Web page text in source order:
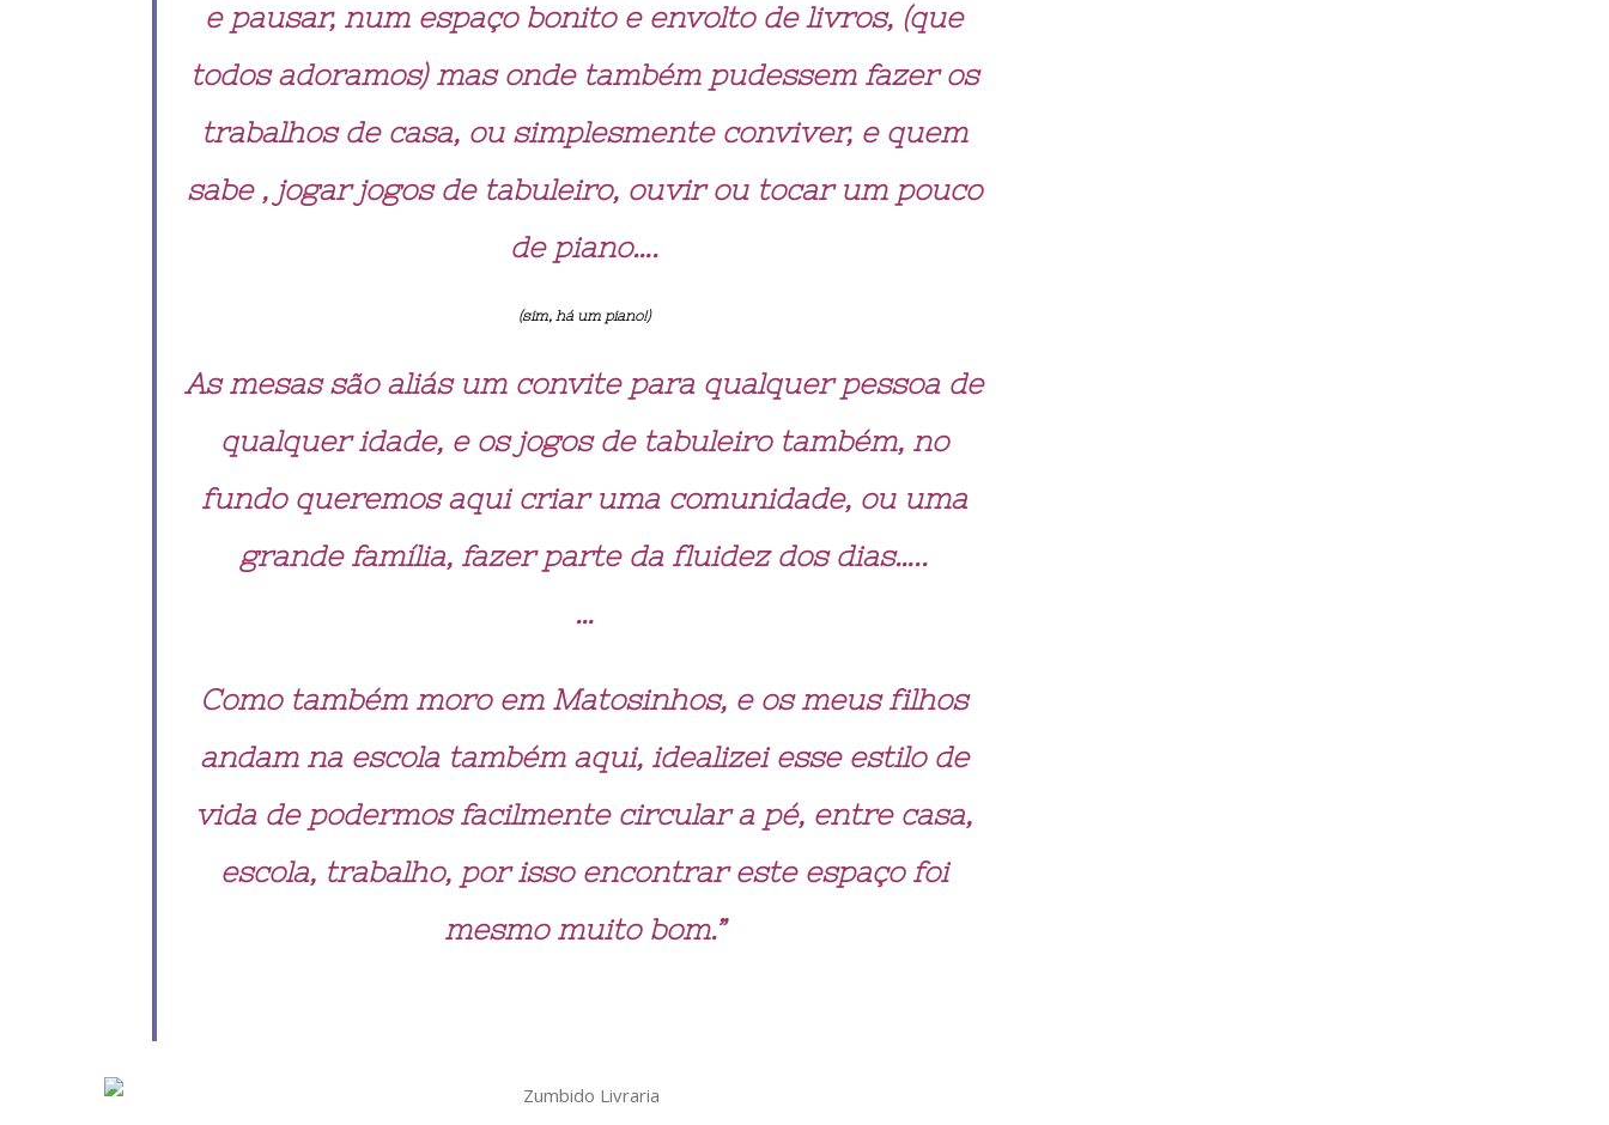
e pausar, num espaço bonito e envolto de livros, (que
todos adoramos) mas onde também pudessem fazer os
trabalhos de casa, ou simplesmente conviver, e quem
sabe , jogar jogos de tabuleiro, ouvir ou tocar um pouco
de piano….
(sim, há um piano!)
As mesas são aliás um convite para qualquer pessoa de
qualquer idade, e os jogos de tabuleiro também, no
fundo queremos aqui criar uma comunidade, ou uma
grande família, fazer parte da fluidez dos dias…..
…
Como também moro em Matosinhos, e os meus filhos
andam na escola também aqui, idealizei esse estilo de
vida de podermos facilmente circular a pé, entre casa,
escola, trabalho, por isso encontrar este espaço foi
mesmo muito bom.”